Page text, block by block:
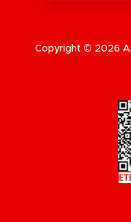
Copyright © 2026